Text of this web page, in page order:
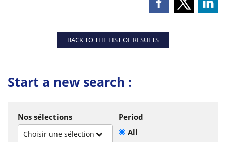
BACK TO THE LIST OF RESULTS
Start a new search :
Nos sélections
Choisir une sélection
Period
All